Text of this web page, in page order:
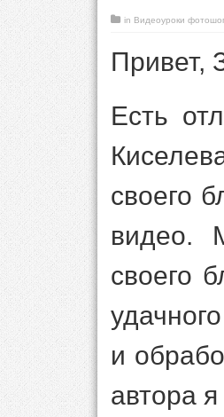
in Видеоуроки
Привет,
Есть
своего
видео.
своего
и
автора